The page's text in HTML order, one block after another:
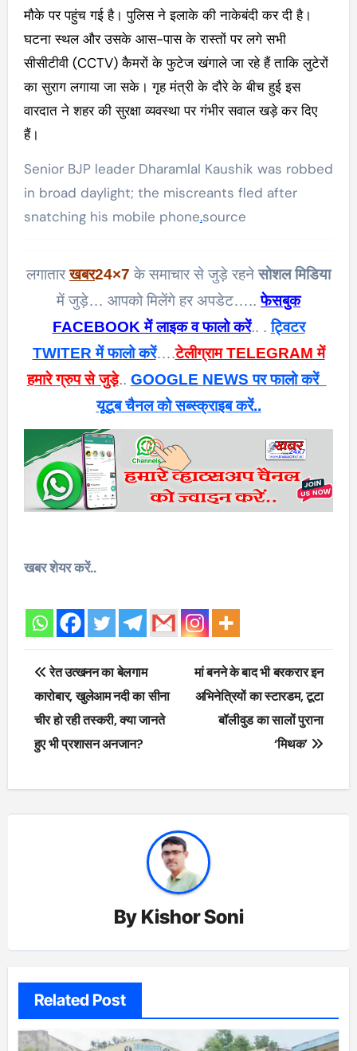
मौके पर पहुंच गई है। पुलिस ने इलाके की नाकेबंदी कर दी है।
घटना स्थल और उसके आस-पास के रास्तों पर लगे सभी
सीसीटीवी (CCTV) कैमरों के फुटेज खंगाले जा रहे हैं ताकि लुटेरों
का सुराग लगाया जा सके। गृह मंत्री के दौरे के बीच हुई इस
वारदात ने शहर की सुरक्षा व्यवस्था पर गंभीर सवाल खड़े कर दिए
हैं।
Senior BJP leader Dharamlal Kaushik was robbed
in broad daylight; the miscreants fled after
snatching his mobile phone.source
लगातारखबर24×7 के समाचार से जुड़े रहनेसोशल मिडिया
में जुड़े… आपको मिलेंगे हर अपडेट…..फेसबुक
FACEBOOK में लाइक व फालो करें.. .ट्विटर
TWITER में फालो करें….टेलीग्राम TELEGRAM में
हमारे ग्रुप से जुड़े.. GOOGLE NEWS पर फालो करें
यूटूब चैनल को सब्स्क्राइब करें..
खबर शेयर करें..
Post
navigation
रेत उत्खनन का बेलगाम
कारोबार, खुलेआम नदी का सीना
चीर हो रही तस्करी, क्या जानते
हुए भी प्रशासन अनजान?
मां बनने के बाद भी बरकरार इन
अभिनेत्रियों का स्टारडम, टूटा
बॉलीवुड का सालों पुराना
‘मिथक’
By Kishor Soni
Related Post